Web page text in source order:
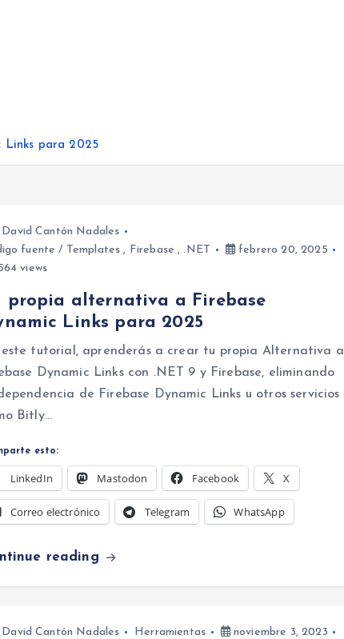
Links para 2025
David Cantón Nadales
fuente / Templates , Firebase ,.NET
febrero 20, 2025
views
propia alternativa a Firebase
Links para 2025
este tutorial, aprenderás a crear tu propia Alternativa a
Dynamic Links con .NET 9 y Firebase, eliminando
de Firebase Dynamic Links u otros servicios
Bitly…
esto:
LinkedIn Mastodon Facebook X
Correo electrónico Telegram WhatsApp
reading
David Cantón Nadales Herramientas
noviembre 3, 2023